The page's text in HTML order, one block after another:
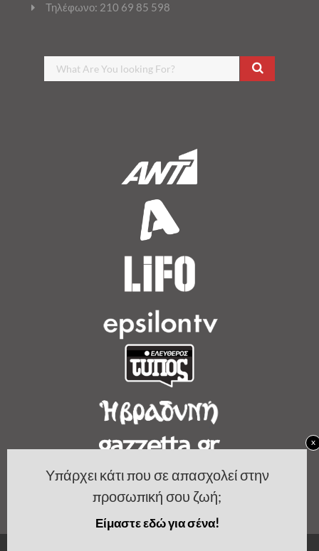
Τηλέφωνο: 210 69 85 598
Υπάρχει κάτι που σε απασχολεί στην
προσωπική σου ζωή;
Είμαστε εδώ για σένα!
x